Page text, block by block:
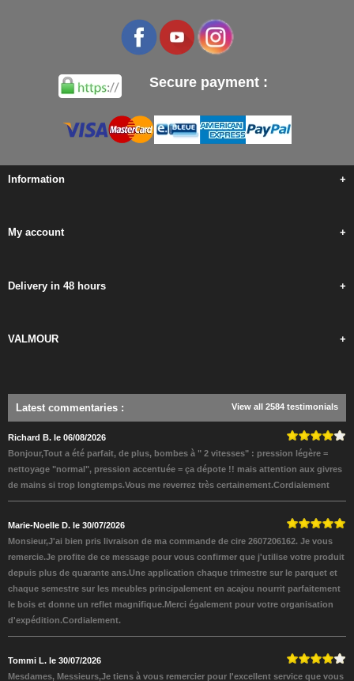
Secure payment :
Information +
My account +
Delivery in 48 hours +
VALMOUR +
Latest commentaries : View all 2584 testimonials
Richard B. le 06/08/2026
Bonjour,Tout a été parfait, de plus, bombes à " 2 vitesses" : pression légère =
nettoyage "normal", pression accentuée = ça dépote !! mais attention aux givres
de mains si trop longtemps.Vous me reverrez très certainement.Cordialement
Marie-Noelle D. le 30/07/2026
Monsieur,J'ai bien pris livraison de ma commande de cire 2607206162. Je vous
remercie.Je profite de ce message pour vous confirmer que j'utilise votre produit
depuis plus de quarante ans.Une application chaque trimestre sur le parquet et
chaque semestre sur les meubles principalement en acajou nourrit parfaitement
le bois et donne un reflet magnifique.Merci également pour votre organisation
d'expédition.Cordialement.
Tommi L. le 30/07/2026
Mesdames, Messieurs,Je tiens à vous remercier pour l'excellent service que vous